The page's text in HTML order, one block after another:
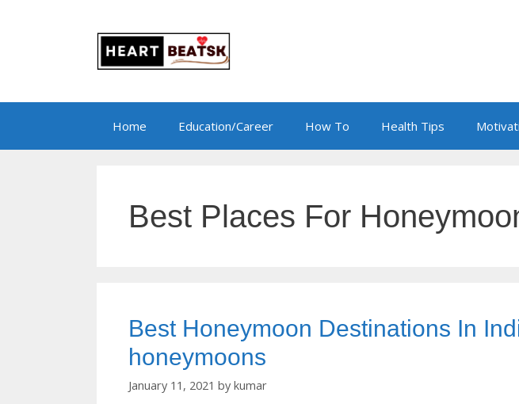
Home Education/Career How To Health Tips
Best Places For
Best Honeymoon Destinations In
honeymoons
January 11, 2021 by kumar